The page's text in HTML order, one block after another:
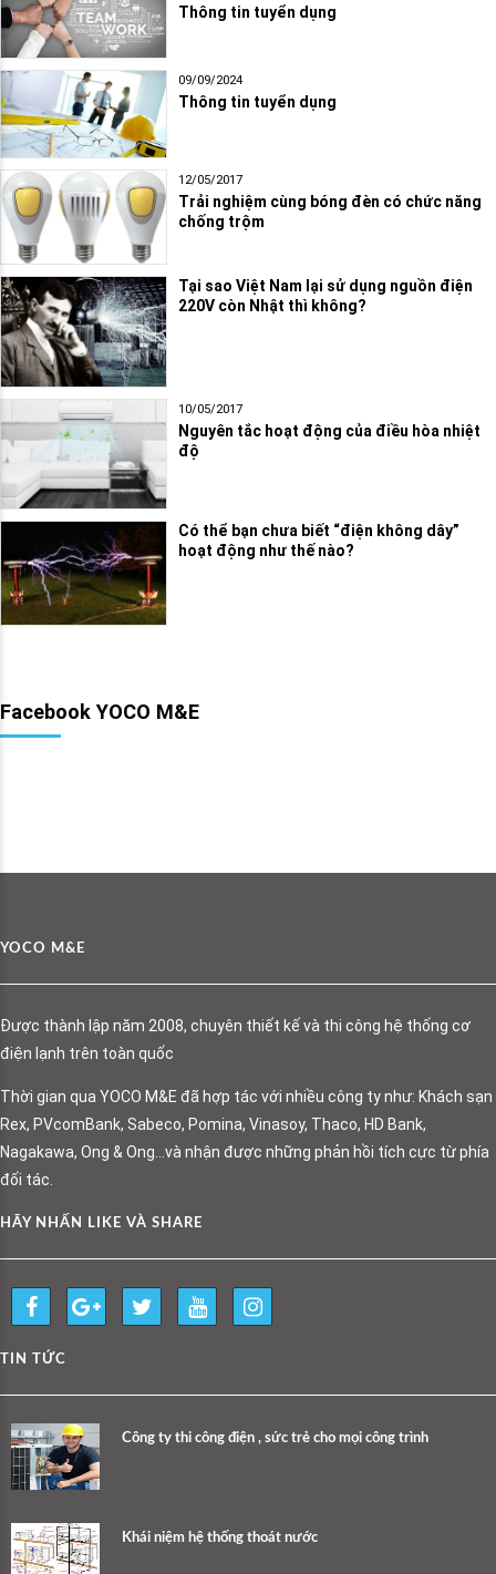
Thông tin tuyển dụng
09/09/2024
Thông tin tuyển dụng
12/05/2017
Trải nghiệm cùng bóng đèn có chức năng
chống trộm
Tại sao Việt Nam lại sử dụng nguồn điện
220V còn Nhật thì không?
10/05/2017
Nguyên tắc hoạt động của điều hòa nhiệt
độ
Có thể bạn chưa biết “điện không dây”
hoạt động như thế nào?
Facebook YOCO M&E
YOCO M&E
Được thành lập năm 2008, chuyên thiết kế và thi công hệ thống cơ
điện lạnh trên toàn quốc
Thời gian qua YOCO M&E đã hợp tác với nhiều công ty như: Khách sạn
Rex, PVcomBank, Sabeco, Pomina, Vinasoy, Thaco, HD Bank,
Nagakawa, Ong & Ong…và nhận được những phản hồi tích cực từ phía
đối tác.
HÃY NHẤN LIKE VÀ SHARE
TIN TỨC
Công ty thi công điện , sức trẻ cho mọi công trình
Khái niệm hệ thống thoát nước